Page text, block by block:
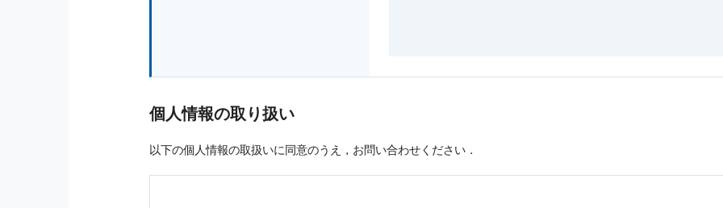
個人情報の取り扱い
以下の個人情報の取扱いに同意のうえ，お問い合わせください．